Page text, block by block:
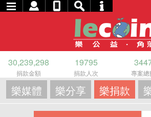
30,239,298
捐款金額
19795
捐款人次 專案總
樂媒體 樂分享 樂捐款